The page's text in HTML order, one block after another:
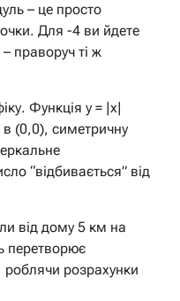
– це просто
точки. Для -4 ви йдете
праворуч ті ж
Функція y = |x|
(0,0), симетричну
“відбивається” від
від дому 5 км на
перетворює
розрахунки